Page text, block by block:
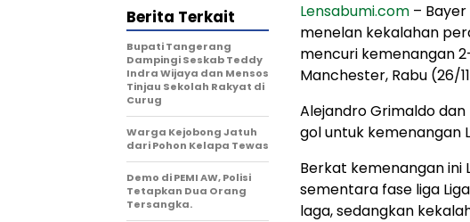
Lensabumi.com –
menelan kekalahan
mencuri kemenangan
Manchester, Rabu (26/
Alejandro Grimaldo
gol untuk kemenangan
Berkat kemenangan ini
sementara fase liga
laga, sedangkan
Berita Terkait
Bupati Tangerang
Dampingi Seskab Teddy
Indra Wijaya dan Mensos
Tinjau Sekolah Rakyat di
Curug
Warga Kejobong Jatuh
dari Pohon Kelapa Tewas
Demo di PEMI AW, Polisi
Tetapkan Dua Orang
Tersangka.